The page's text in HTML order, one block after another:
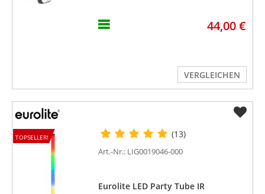
44,00 €
VERGLEICHEN
TOPSELLER! (13)
Art.-Nr.: LIG0019046-000
Eurolite LED Party Tube IR